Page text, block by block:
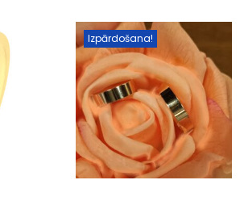
Izpārdošana!